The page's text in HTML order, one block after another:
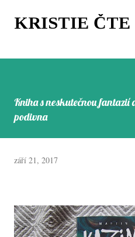
Přeskočit na
KRISTIE ČTE
Kniha s neskutečnou fantazií
podivna
září 21, 2017